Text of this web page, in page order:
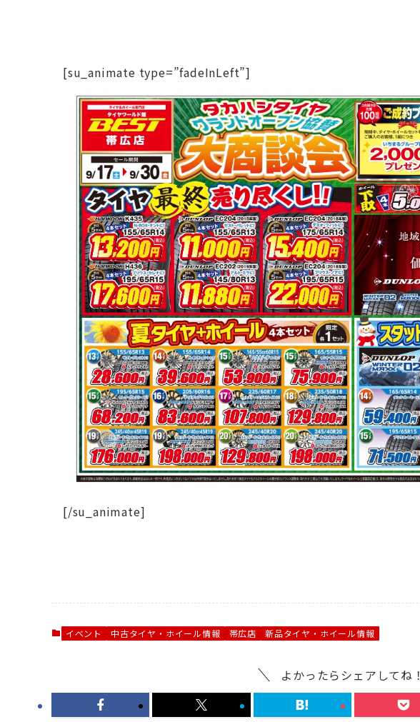
[su_animate type=”fadeInLeft”]
[/su_animate]
イベント 中古タイヤ・ホイール情報 帯広店 新品タイヤ・ホイール情報
よかったらシェアしてね！